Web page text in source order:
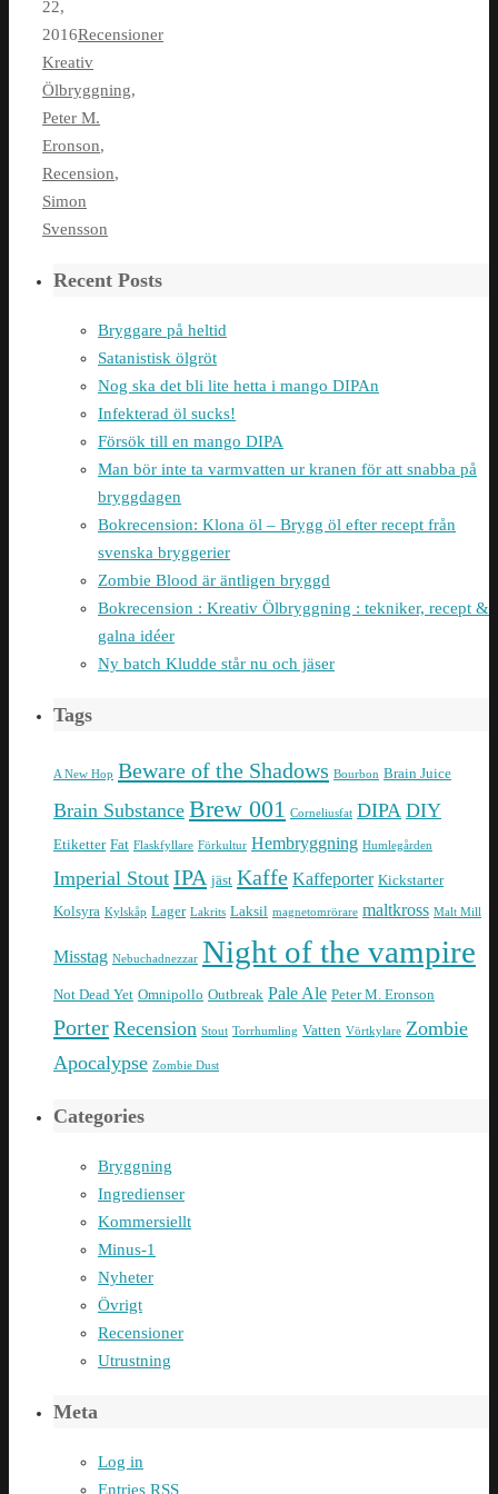
22,
2016Recensioner
Kreativ
Ölbryggning,
Peter M.
Eronson,
Recension,
Simon
Svensson
Recent Posts
Bryggare på heltid
Satanistisk ölgröt
Nog ska det bli lite hetta i mango DIPAn
Infekterad öl sucks!
Försök till en mango DIPA
Man bör inte ta varmvatten ur kranen för att snabba på
bryggdagen
Bokrecension: Klona öl – Brygg öl efter recept från
svenska bryggerier
Zombie Blood är äntligen bryggd
Bokrecension : Kreativ Ölbryggning : tekniker, recept &
galna idéer
Ny batch Kludde står nu och jäser
Tags
A New Hop Beware of the Shadows Bourbon Brain Juice
Brain Substance Brew 001 Corneliusfat DIPA DIY
Etiketter Fat Flaskfyllare Förkultur Hembryggning Humlegården
Imperial Stout IPA jäst Kaffe Kaffeporter Kickstarter
Kolsyra Kylskåp Lager Lakrits Laksil magnetomrörare maltkross Malt Mill
Misstag Nebuchadnezzar Night of the vampire
Not Dead Yet Omnipollo Outbreak Pale Ale Peter M. Eronson
Porter Recension Stout Torrhumling Vatten Vörtkylare Zombie
Apocalypse Zombie Dust
Categories
Bryggning
Ingredienser
Kommersiellt
Minus-1
Nyheter
Övrigt
Recensioner
Utrustning
Meta
Log in
Entries RSS